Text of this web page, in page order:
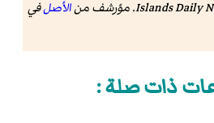
Islands Daily
الأصلفي
ذات صلة :